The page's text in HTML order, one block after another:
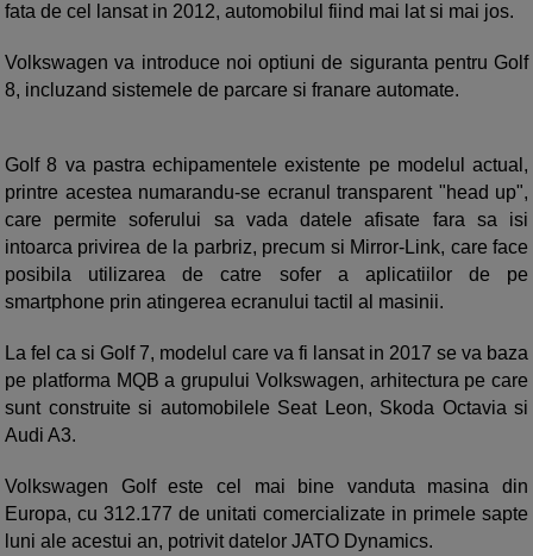
fata de cel lansat in 2012, automobilul fiind mai lat si mai jos.
Volkswagen va introduce noi optiuni de siguranta pentru Golf
8, incluzand sistemele de parcare si franare automate.
Golf 8 va pastra echipamentele existente pe modelul actual,
printre acestea numarandu-se ecranul transparent "head up",
care permite soferului sa vada datele afisate fara sa isi
intoarca privirea de la parbriz, precum si Mirror-Link, care face
posibila utilizarea de catre sofer a aplicatiilor de pe
smartphone prin atingerea ecranului tactil al masinii.
La fel ca si Golf 7, modelul care va fi lansat in 2017 se va baza
pe platforma MQB a grupului Volkswagen, arhitectura pe care
sunt construite si automobilele Seat Leon, Skoda Octavia si
Audi A3.
Volkswagen Golf este cel mai bine vanduta masina din
Europa, cu 312.177 de unitati comercializate in primele sapte
luni ale acestui an, potrivit datelor JATO Dynamics.